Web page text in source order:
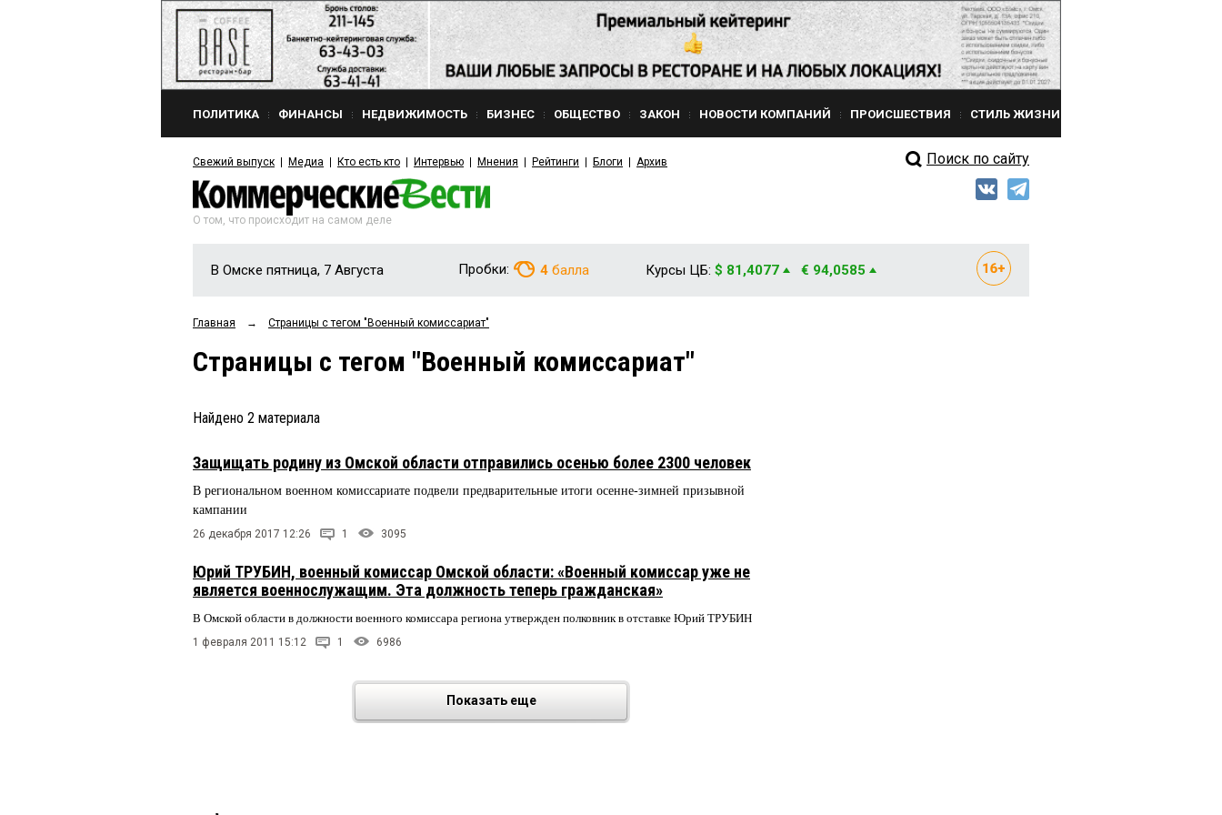
ПОЛИТИКА ФИНАНСЫ НЕДВИЖИМОСТЬ БИЗНЕС ОБЩЕСТВО ЗАКОН НОВОСТИ КОМПАНИЙ ПРОИСШЕСТВИЯ СТИЛЬ ЖИЗНИ
Свежий выпуск Медиа Кто есть кто Интервью Мнения Рейтинги Блоги Архив Поиск по сайту
О том, что происходит на самом деле
В Омске пятница, 7 Августа Пробки: 4 балла Курсы ЦБ: $ 81,4077 € 94,0585
Главная → Страницы c тегом "Военный комиссариат"
Страницы c тегом "Военный комиссариат"
Найдено 2 материала
Защищать родину из Омской области отправились осенью более 2300 человек
В региональном военном комиссариате подвели предварительные итоги осенне-зимней призывной
кампании
26 декабря 2017 12:26 1 3095
Юрий ТРУБИН, военный комиссар Омской области: «Военный комиссар уже не
является военнослужащим. Эта должность теперь гражданская»
В Омской области в должности военного комиссара региона утвержден полковник в отставке Юрий ТРУБИН
1 февраля 2011 15:12 1 6986
Показать еще